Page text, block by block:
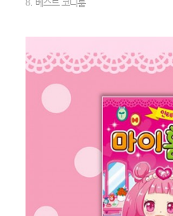
8. 베스트 코디룸